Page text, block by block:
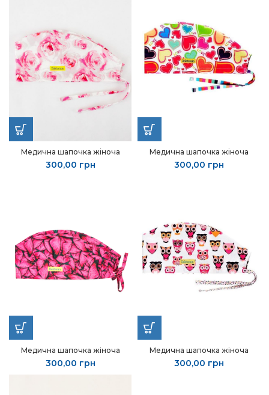
Медична шапочка жіноча
300,00 грн
Медична шапочка жіноча
300,00 грн
Медична шапочка жіноча
300,00 грн
Медична шапочка жіноча
300,00 грн